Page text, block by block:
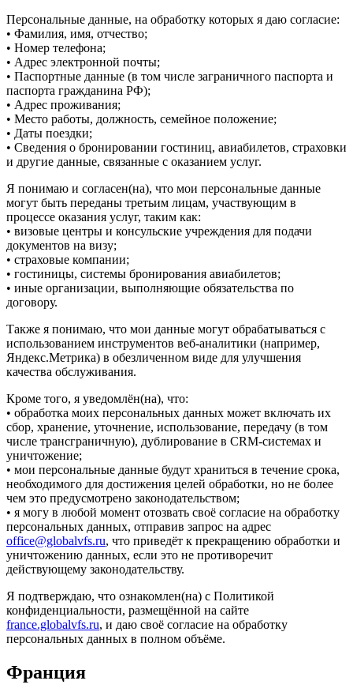
Персональные данные, на обработку которых я даю согласие:
• Фамилия, имя, отчество;
• Номер телефона;
• Адрес электронной почты;
• Паспортные данные (в том числе заграничного паспорта и
паспорта гражданина РФ);
• Адрес проживания;
• Место работы, должность, семейное положение;
• Даты поездки;
• Сведения о бронировании гостиниц, авиабилетов, страховки
и другие данные, связанные с оказанием услуг.
Я понимаю и согласен(на), что мои персональные данные
могут быть переданы третьим лицам, участвующим в
процессе оказания услуг, таким как:
• визовые центры и консульские учреждения для подачи
документов на визу;
• страховые компании;
• гостиницы, системы бронирования авиабилетов;
• иные организации, выполняющие обязательства по
договору.
Также я понимаю, что мои данные могут обрабатываться с
использованием инструментов веб-аналитики (например,
Яндекс.Метрика) в обезличенном виде для улучшения
качества обслуживания.
Кроме того, я уведомлён(на), что:
• обработка моих персональных данных может включать их
сбор, хранение, уточнение, использование, передачу (в том
числе трансграничную), дублирование в CRM-системах и
уничтожение;
• мои персональные данные будут храниться в течение срока,
необходимого для достижения целей обработки, но не более
чем это предусмотрено законодательством;
• я могу в любой момент отозвать своё согласие на обработку
персональных данных, отправив запрос на адрес
office@globalvfs.ru, что приведёт к прекращению обработки и
уничтожению данных, если это не противоречит
действующему законодательству.
Я подтверждаю, что ознакомлен(на) с Политикой
конфиденциальности, размещённой на сайте
france.globalvfs.ru, и даю своё согласие на обработку
персональных данных в полном объёме.
Франция